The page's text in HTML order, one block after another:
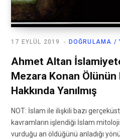
DOĞRULAMA /
17 EYLÜL 2019
Ahmet Altan
Mezara Konan Ölünün
Hakkında Yanılmış
NOT: İslam ile ilişkili bazı
kavramların işlendiği İslam
vurduğu an öldüğünü anladığı